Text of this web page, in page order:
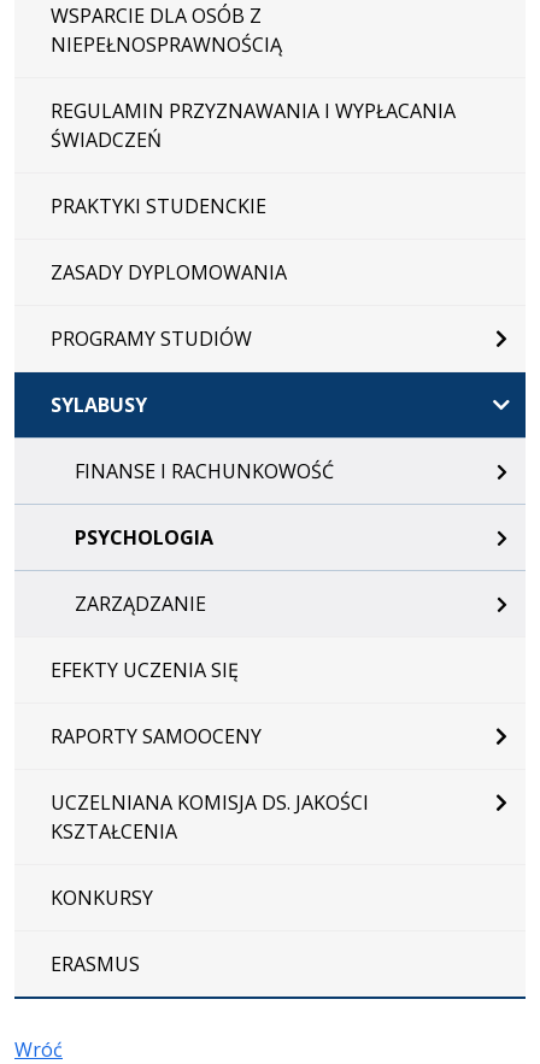
WSPARCIE DLA OSÓB Z
NIEPEŁNOSPRAWNOŚCIĄ
REGULAMIN PRZYZNAWANIA I WYPŁACANIA
ŚWIADCZEŃ
PRAKTYKI STUDENCKIE
ZASADY DYPLOMOWANIA
PROGRAMY STUDIÓW
SYLABUSY
FINANSE I RACHUNKOWOŚĆ
PSYCHOLOGIA
ZARZĄDZANIE
EFEKTY UCZENIA SIĘ
RAPORTY SAMOOCENY
UCZELNIANA KOMISJA DS. JAKOŚCI
KSZTAŁCENIA
KONKURSY
ERASMUS
Wróć